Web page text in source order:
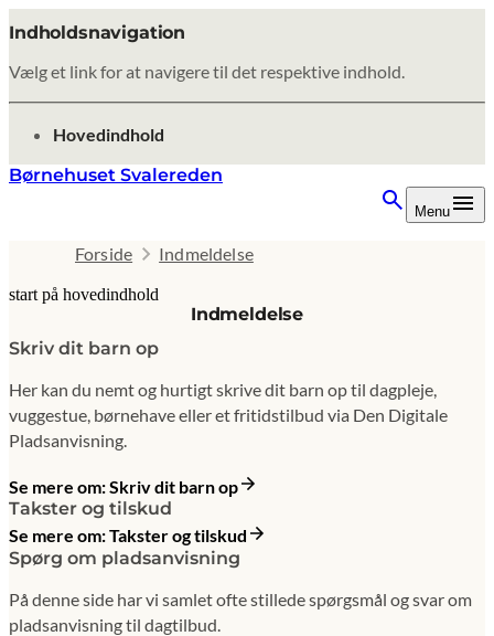
Indholdsnavigation
Vælg et link for at navigere til det respektive indhold.
gå til
Hovedindhold
Børnehuset Svalereden
Menu
Forside Indmeldelse
start på hovedindhold
Indmeldelsesenest opdateret 9. februar 2026
Skriv dit barn op
Her kan du nemt og hurtigt skrive dit barn op til dagpleje,
vuggestue, børnehave eller et fritidstilbud via Den Digitale
Pladsanvisning.
Se mere om: Skriv dit barn op
Takster og tilskud
Se mere om: Takster og tilskud
Spørg om pladsanvisning
På denne side har vi samlet ofte stillede spørgsmål og svar om
pladsanvisning til dagtilbud.